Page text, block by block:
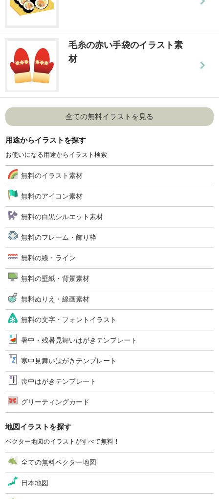
毛糸の赤い手袋のイラスト素
材
全ての無料イラストを見る
用途からイラストを探す
お使いになる用途からイラスト検索
無料のイラスト素材
無料のアイコン素材
無料の白黒シルエット素材
無料のフレーム・飾り枠
無料の線・ライン
無料の壁紙・背景素材
無料ぬりえ・線画素材
無料の文字・フォントイラスト
暑中・残暑見舞いはがきテンプレート
寒中見舞いはがきテンプレート
喪中はがきテンプレート
グリーティングカード
地図イラストを探す
ベクター地図のイラストがすべて無料！
全ての無料ベクター地図
日本地図